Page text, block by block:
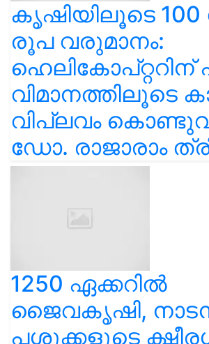
കൃഷിയിലൂടെ 100
രൂപ വരുമാനം:
ഹെലികോപ്റ്ററിന്
വിമാനത്തിലൂടെ
വിപ്ലവം
ഡോ. രാജാരാം
1250 ഏക്കറിൽ
ജൈവകൃഷി,
പശുക്കളുടെ